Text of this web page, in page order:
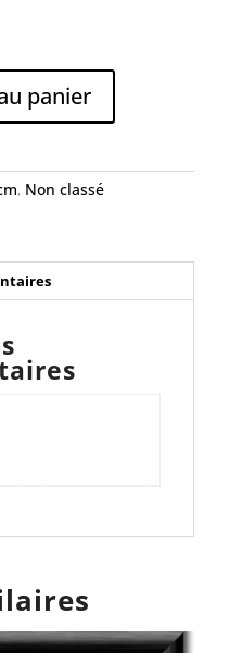
panier
, Non classé